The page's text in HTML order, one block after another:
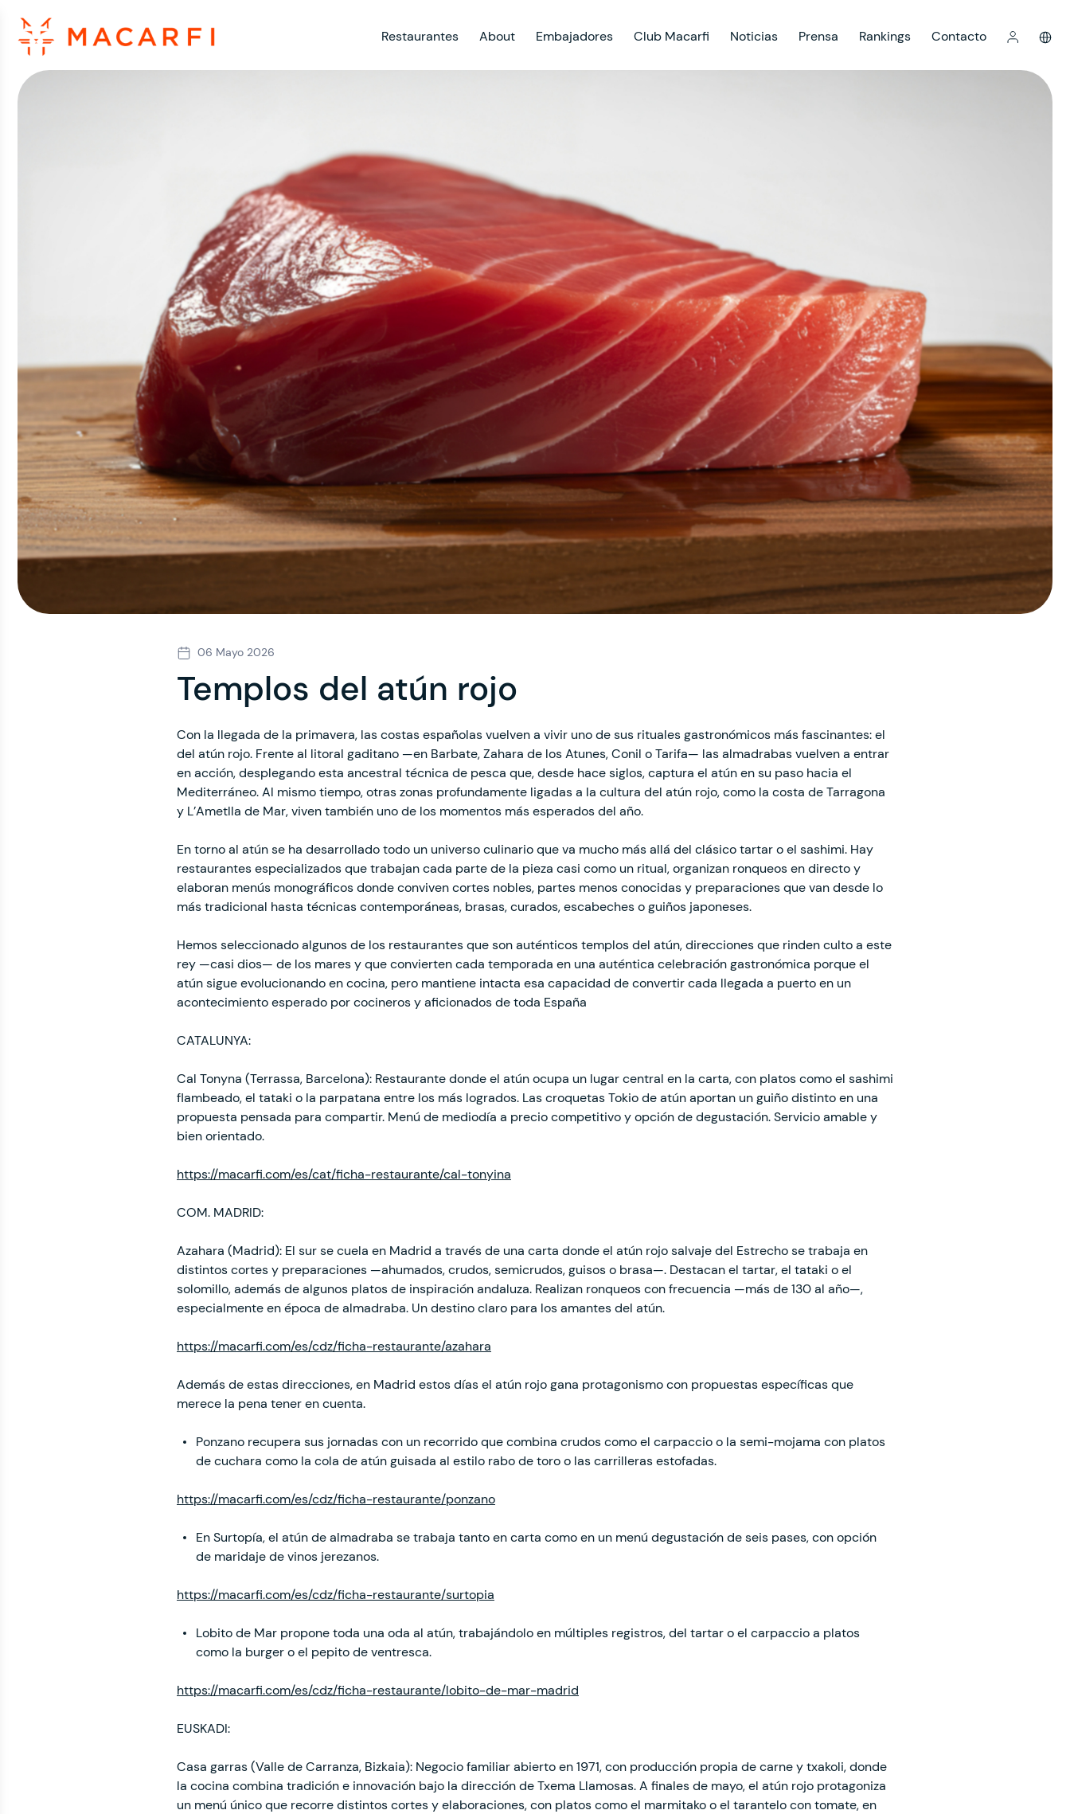
Restaurantes About Embajadores Club Macarfi Noticias Prensa Rankings Contacto
06 Mayo 2026
Templos del atún rojo
Con la llegada de la primavera, las costas españolas vuelven a vivir uno de sus rituales gastronómicos más fascinantes: el
del atún rojo. Frente al litoral gaditano —en Barbate, Zahara de los Atunes, Conil o Tarifa— las almadrabas vuelven a entrar
en acción, desplegando esta ancestral técnica de pesca que, desde hace siglos, captura el atún en su paso hacia el
Mediterráneo. Al mismo tiempo, otras zonas profundamente ligadas a la cultura del atún rojo, como la costa de Tarragona
y L’Ametlla de Mar, viven también uno de los momentos más esperados del año.
En torno al atún se ha desarrollado todo un universo culinario que va mucho más allá del clásico tartar o el sashimi. Hay
restaurantes especializados que trabajan cada parte de la pieza casi como un ritual, organizan ronqueos en directo y
elaboran menús monográficos donde conviven cortes nobles, partes menos conocidas y preparaciones que van desde lo
más tradicional hasta técnicas contemporáneas, brasas, curados, escabeches o guiños japoneses.
Hemos seleccionado algunos de los restaurantes que son auténticos templos del atún, direcciones que rinden culto a este
rey —casi dios— de los mares y que convierten cada temporada en una auténtica celebración gastronómica porque el
atún sigue evolucionando en cocina, pero mantiene intacta esa capacidad de convertir cada llegada a puerto en un
acontecimiento esperado por cocineros y aficionados de toda España
CATALUNYA:
Cal Tonyna (Terrassa, Barcelona): Restaurante donde el atún ocupa un lugar central en la carta, con platos como el sashimi
flambeado, el tataki o la parpatana entre los más logrados. Las croquetas Tokio de atún aportan un guiño distinto en una
propuesta pensada para compartir. Menú de mediodía a precio competitivo y opción de degustación. Servicio amable y
bien orientado.
https://macarfi.com/es/cat/ficha-restaurante/cal-tonyina
COM. MADRID:
Azahara (Madrid): El sur se cuela en Madrid a través de una carta donde el atún rojo salvaje del Estrecho se trabaja en
distintos cortes y preparaciones —ahumados, crudos, semicrudos, guisos o brasa—. Destacan el tartar, el tataki o el
solomillo, además de algunos platos de inspiración andaluza. Realizan ronqueos con frecuencia —más de 130 al año—,
especialmente en época de almadraba. Un destino claro para los amantes del atún.
https://macarfi.com/es/cdz/ficha-restaurante/azahara
Además de estas direcciones, en Madrid estos días el atún rojo gana protagonismo con propuestas específicas que
merece la pena tener en cuenta.
Ponzano recupera sus jornadas con un recorrido que combina crudos como el carpaccio o la semi-mojama con platos
de cuchara como la cola de atún guisada al estilo rabo de toro o las carrilleras estofadas.
https://macarfi.com/es/cdz/ficha-restaurante/ponzano
En Surtopía, el atún de almadraba se trabaja tanto en carta como en un menú degustación de seis pases, con opción
de maridaje de vinos jerezanos.
https://macarfi.com/es/cdz/ficha-restaurante/surtopia
Lobito de Mar propone toda una oda al atún, trabajándolo en múltiples registros, del tartar o el carpaccio a platos
como la burger o el pepito de ventresca.
https://macarfi.com/es/cdz/ficha-restaurante/lobito-de-mar-madrid
EUSKADI:
Casa garras (Valle de Carranza, Bizkaia): Negocio familiar abierto en 1971, con producción propia de carne y txakoli, donde
la cocina combina tradición e innovación bajo la dirección de Txema Llamosas. A finales de mayo, el atún rojo protagoniza
un menú único que recorre distintos cortes y elaboraciones, con platos como el marmitako o el tarantelo con tomate, en